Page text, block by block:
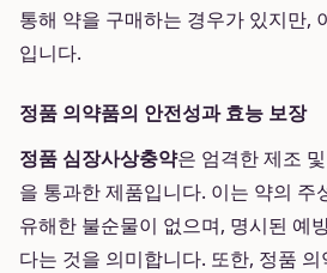
통해 약을 구매하는 경우가 있지만,
입니다.
정품 의약품의 안전성과 효능 보장
정품 심장사상충약은 엄격한 제조
을 통과한 제품입니다. 이는 약의 주
유해한 불순물이 없으며, 명시된 예
다는 것을 의미합니다. 또한, 정품